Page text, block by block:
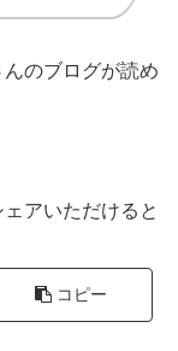
のブログが読め
アいただけると
コピー